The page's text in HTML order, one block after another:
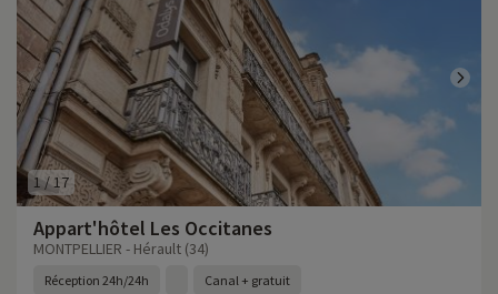
1/17
Appart'hôtel Les Occitanes
MONTPELLIER - Hérault (34)
Réception 24h/24h Canal + gratuit